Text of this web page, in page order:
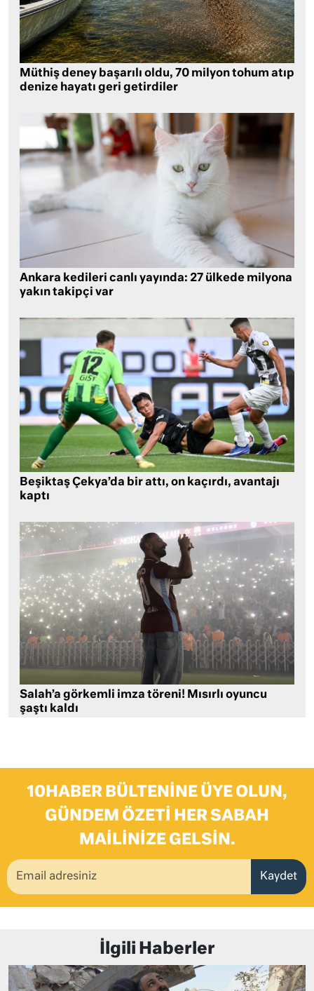
Müthiş deney başarılı oldu, 70 milyon tohum atıp
denize hayatı geri getirdiler
Ankara kedileri canlı yayında: 27 ülkede milyona
yakın takipçi var
Beşiktaş Çekya’da bir attı, on kaçırdı, avantajı
kaptı
Salah’a görkemli imza töreni! Mısırlı oyuncu
şaştı kaldı
10HABER BÜLTENINE ÜYE OLUN,
GÜNDEM ÖZETI HER SABAH
MAILINIZE GELSIN.
Kaydet
İlgili Haberler